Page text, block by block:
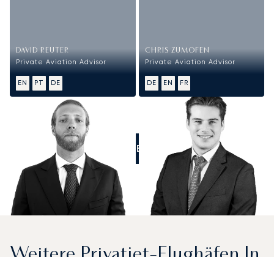
DAVID REUTER
Private Aviation Advisor
EN PT DE
CHRIS ZUMOFEN
Private Aviation Advisor
DE EN FR
RUFEN SIE UNS AN